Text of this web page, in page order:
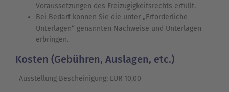
Voraussetzungen des Freizügigkeitsrechts erfüllt.
Bei Bedarf können Sie die unter „Erforderliche
Unterlagen“ genannten Nachweise und Unterlagen
erbringen.
Kosten (Gebühren, Auslagen, etc.)
Ausstellung Bescheinigung: EUR 10,00